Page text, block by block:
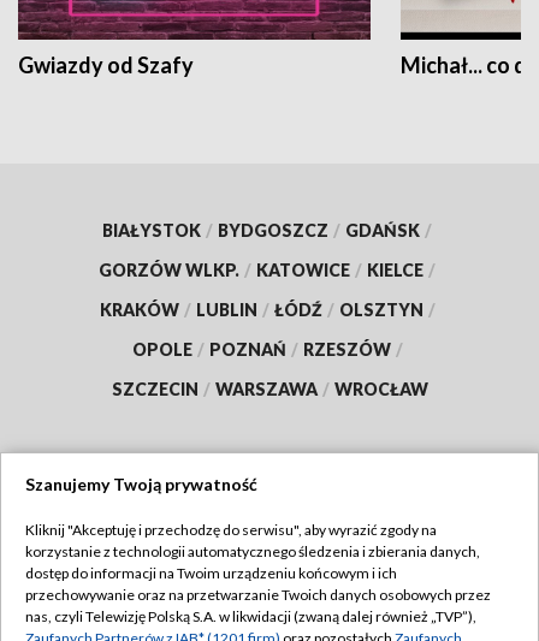
Gwiazdy od Szafy Michał... co
BIAŁYSTOK / BYDGOSZCZ / GDAŃSK /
GORZÓW WLKP. / KATOWICE / KIELCE /
KRAKÓW / LUBLIN / ŁÓDŹ / OLSZTYN /
OPOLE / POZNAŃ / RZESZÓW /
SZCZECIN / WARSZAWA / WROCŁAW
TVP
Abonament TVP
Emisja w TVP
Regulamin TVP
Szanujemy Twoją prywatność
Kliknij "Akceptuję i przechodzę do serwisu", aby wyrazić zgody na
korzystanie z technologii automatycznego śledzenia i zbierania danych,
dostęp do informacji na Twoim urządzeniu końcowym i ich
przechowywanie oraz na przetwarzanie Twoich danych osobowych przez
nas, czyli Telewizję Polską S.A. w likwidacji (zwaną dalej również „TVP”),